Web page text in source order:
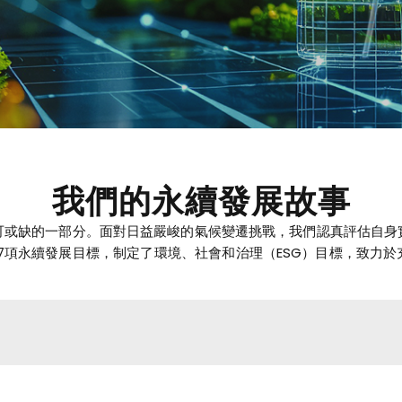
我們的永續發展故事
缺的一部分。面對日益嚴峻的氣候變遷挑戰，我們認真評估自
永續發展目標，制定了環境、社會和治理（ESG）目標，致力